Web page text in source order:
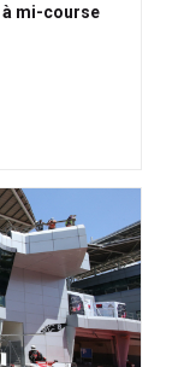
à mi-course